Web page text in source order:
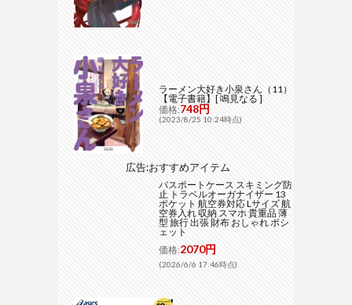
ラーメン大好き小泉さん（11）
【電子書籍】[ 鳴見なる ]
価格:748円
(2023/8/25 10:24時点)
広告:おすすめアイテム
パスポートケース スキミング防
止 トラベルオーガナイザー 13
ポケット 航空券対応 Lサイズ 航
空券入れ 収納 スマホ 貴重品 薄
型 旅行 出張 財布 おしゃれ ポシ
ェット
価格:2070円
(2026/6/6 17:46時点)